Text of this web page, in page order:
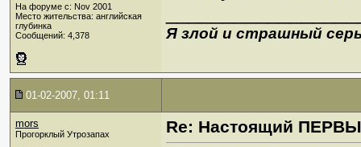
На форуме с: Nov 2001
Место жительства: английская
глубинка
Сообщений: 4,378
Я злой и страшный
01-02-2007, 01:11
mors
Прогорклый Утрозапах Re: Настоящий